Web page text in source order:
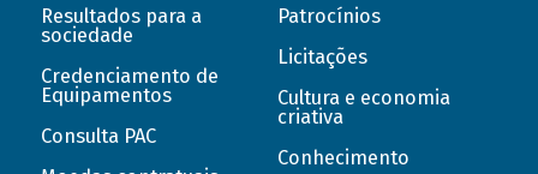
Resultados para a
sociedade
Credenciamento de
Equipamentos
Consulta PAC
Patrocínios
Licitações
Cultura e economia
criativa
Conhecimento